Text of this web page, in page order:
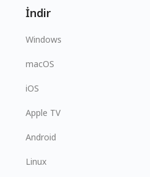
İndir
Windows
macOS
iOS
Apple TV
Android
Linux